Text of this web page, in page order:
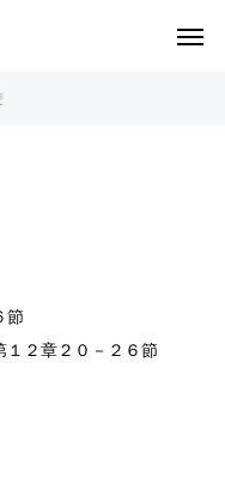
節
２章２０－２６節